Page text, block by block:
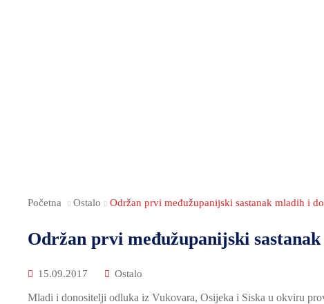
Početna Ostalo Održan prvi međužupanijski sastanak mladih i
Održan prvi međužupanijski
15.09.2017 Ostalo
Mladi i donositelji odluka iz Vukovara, Osijeka i Siska u okviru